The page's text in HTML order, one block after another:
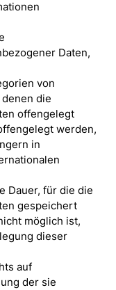
Daten,
von
die
offengelegt
werden,
in
Dauer, für die die
gespeichert
möglich ist,
dieser
auf
der sie